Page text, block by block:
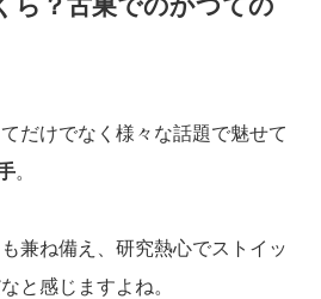
ら？古巣でのかつての
だけでなく様々な話題で魅せて
。
兼ね備え、研究熱心でストイッ
と感じますよね。